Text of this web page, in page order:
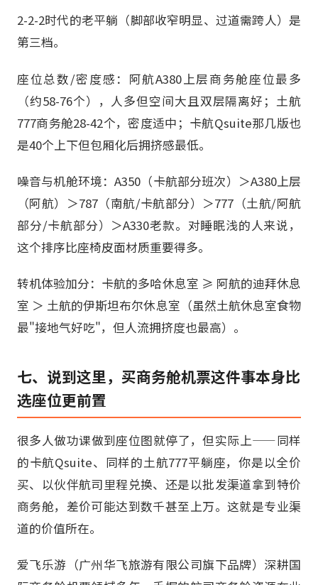
2-2-2时代的老平躺（脚部收窄明显、过道需跨人）是
第三档。
座位总数/密度感：阿航A380上层商务舱座位最多
（约58-76个），人多但空间大且双层隔离好；土航
777商务舱28-42个，密度适中；卡航Qsuite那几版也
是40个上下但包厢化后拥挤感最低。
噪音与机舱环境：A350（卡航部分班次）＞A380上层
（阿航）＞787（南航/卡航部分）＞777（土航/阿航
部分/卡航部分）＞A330老款。对睡眠浅的人来说，
这个排序比座椅皮面材质重要得多。
转机体验加分：卡航的多哈休息室 ≥ 阿航的迪拜休息
室 ＞ 土航的伊斯坦布尔休息室（虽然土航休息室食物
最"接地气好吃"，但人流拥挤度也最高）。
七、说到这里，买商务舱机票这件事本身比
选座位更前置
很多人做功课做到座位图就停了，但实际上——同样
的卡航Qsuite、同样的土航777平躺座，你是以全价
买、以伙伴航司里程兑换、还是以批发渠道拿到特价
商务舱，差价可能达到数千甚至上万。这就是专业渠
道的价值所在。
爱飞乐游（广州华飞旅游有限公司旗下品牌）深耕国